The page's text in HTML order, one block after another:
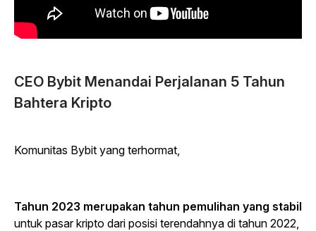
CEO Bybit Menandai Perjalanan 5 Tahun
Bahtera Kripto
Komunitas Bybit yang terhormat,
Tahun 2023 merupakan tahun pemulihan yang stabil
untuk pasar kripto dari posisi terendahnya di tahun 2022,